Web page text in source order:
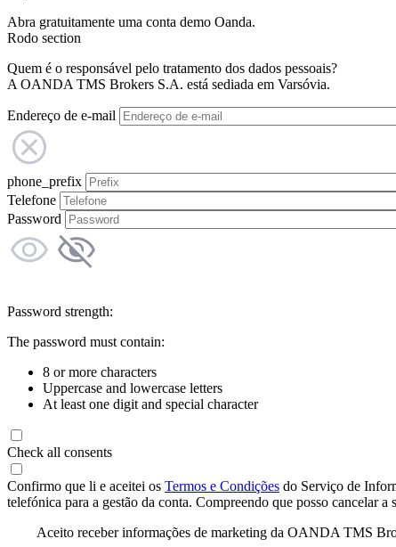
Abra gratuitamente uma conta demo Oanda.
Rodo section
Quem é o responsável pelo tratamento dos dados pessoais?
A OANDA TMS Brokers S.A. está sediada em Varsóvia.
Endereço de e-mail
phone_prefix
Telefone
Password
Password strength:
The password must contain:
8 or more characters
Uppercase and lowercase letters
At least one digit and special character
Check all consents
Confirmo que li e aceitei os Termos e Condições do Serviço de
telefónica para a gestão da conta. Compreendo que posso cancelar
Aceito receber informações de marketing da OANDA TMS